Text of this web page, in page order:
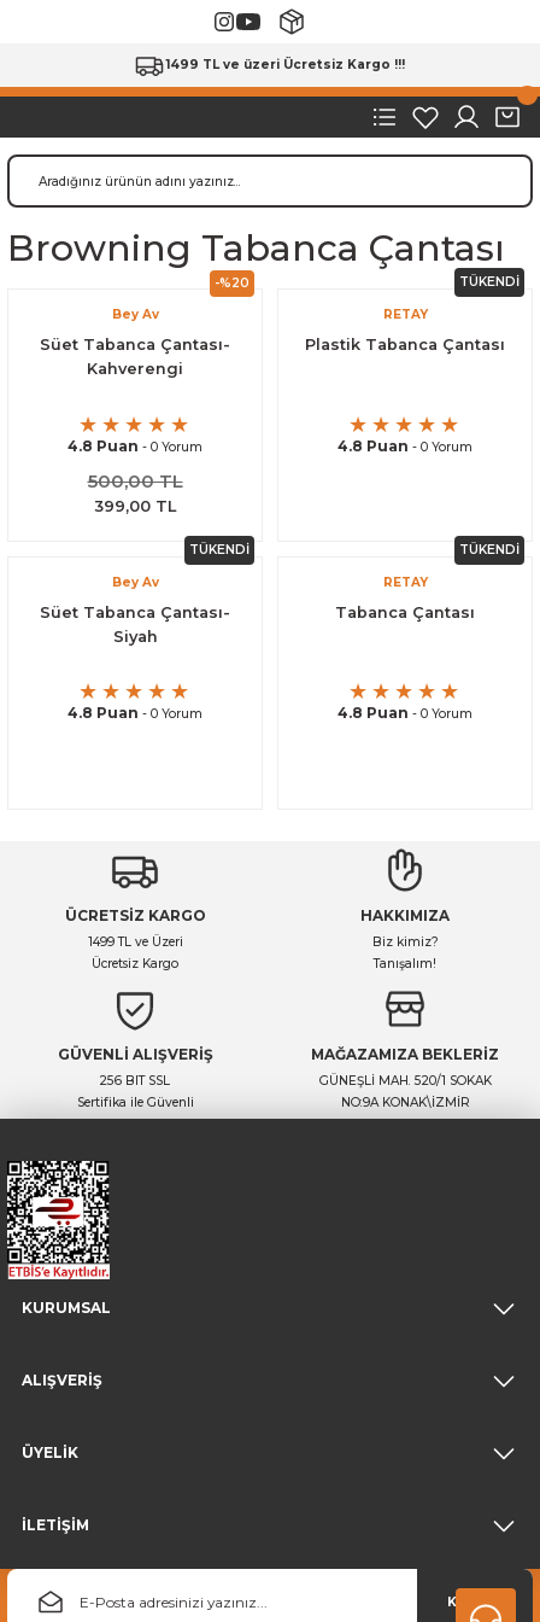
1499 TL ve üzeri Ücretsiz Kargo !!!
Browning Tabanca Çantası
-%20
Bey Av
Süet Tabanca Çantası-
Kahverengi
4.8 Puan - 0 Yorum
500,00 TL
399,00 TL
TÜKENDİ
RETAY
Plastik Tabanca Çantası
4.8 Puan - 0 Yorum
TÜKENDİ
Bey Av
Süet Tabanca Çantası-
Siyah
4.8 Puan - 0 Yorum
TÜKENDİ
RETAY
Tabanca Çantası
4.8 Puan - 0 Yorum
ÜCRETSİZ KARGO
1499 TL ve Üzeri
Ücretsiz Kargo
HAKKIMIZA
Biz kimiz?
Tanışalım!
GÜVENLİ ALIŞVERİŞ
256 BIT SSL
Sertifika ile Güvenli
MAĞAZAMIZA BEKLERİZ
GÜNEŞLİ MAH. 520/1 SOKAK
NO:9A KONAK\İZMİR
KURUMSAL
ALIŞVERİŞ
ÜYELİK
İLETİŞİM
KAYDOL